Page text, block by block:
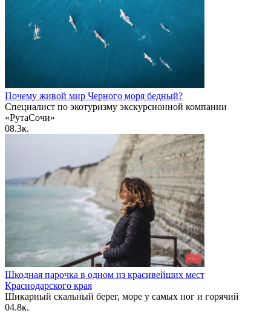
Почему живой мир Черного моря бедный?
Специалист по экотуризму экскурсионной компании
«РутаСочи»
08.3к.
Шкодная парочка в одном из красивейших мест
Краснодарского края
Шикарный скальный берег, море у самых ног и горячий
04.8к.